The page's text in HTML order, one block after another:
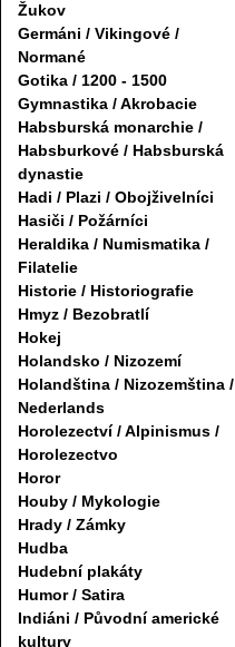
Žukov
Germáni / Vikingové /
Normané
Gotika / 1200 - 1500
Gymnastika / Akrobacie
Habsburská monarchie /
Habsburkové / Habsburská
dynastie
Hadi / Plazi / Obojživelníci
Hasiči / Požárníci
Heraldika / Numismatika /
Filatelie
Historie / Historiografie
Hmyz / Bezobratlí
Hokej
Holandsko / Nizozemí
Holandština / Nizozemština /
Nederlands
Horolezectví / Alpinismus /
Horolezectvo
Horor
Houby / Mykologie
Hrady / Zámky
Hudba
Hudební plakáty
Humor / Satira
Indiáni / Původní americké
kultury